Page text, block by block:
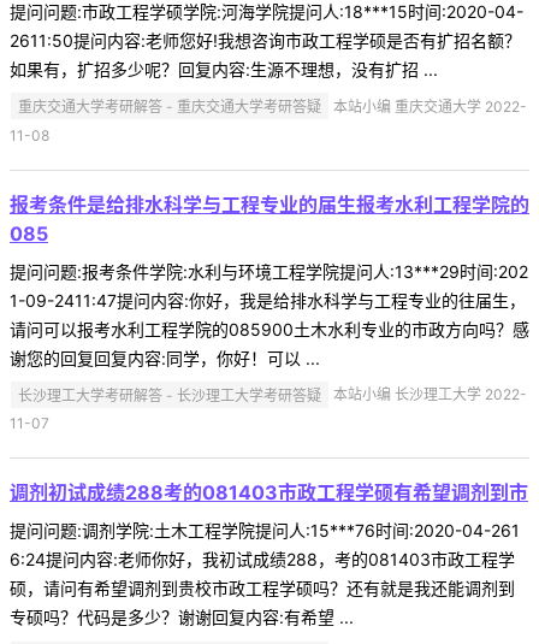
提问问题:市政工程学硕学院:河海学院提问人:18***15时间:2020-04-
2611:50提问内容:老师您好!我想咨询市政工程学硕是否有扩招名额？
如果有，扩招多少呢？回复内容:生源不理想，没有扩招 ...
重庆交通大学考研解答 - 重庆交通大学考研答疑
本站小编 重庆交通大学 2022-
11-08
报考条件是给排水科学与工程专业的届生报考水利工程学院的
085
提问问题:报考条件学院:水利与环境工程学院提问人:13***29时间:202
1-09-2411:47提问内容:你好，我是给排水科学与工程专业的往届生，
请问可以报考水利工程学院的085900土木水利专业的市政方向吗？感
谢您的回复回复内容:同学，你好！可以 ...
长沙理工大学考研解答 - 长沙理工大学考研答疑
本站小编 长沙理工大学 2022-
11-07
调剂初试成绩288考的081403市政工程学硕有希望调剂到市
提问问题:调剂学院:土木工程学院提问人:15***76时间:2020-04-261
6:24提问内容:老师你好，我初试成绩288，考的081403市政工程学
硕，请问有希望调剂到贵校市政工程学硕吗？还有就是我还能调剂到
专硕吗？代码是多少？谢谢回复内容:有希望 ...